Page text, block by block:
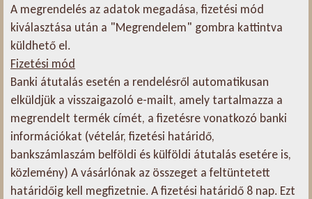
A megrendelés az adatok megadása, fizetési mód
kiválasztása után a "Megrendelem" gombra kattintva
küldhető el.
Fizetési mód
Banki átutalás esetén a rendelésről automatikusan
elküldjük a visszaigazoló e-mailt, amely tartalmazza a
megrendelt termék címét, a fizetésre vonatkozó banki
információkat (vételár, fizetési határidő,
bankszámlaszám belföldi és külföldi átutalás esetére is,
közlemény) A vásárlónak az összeget a feltüntetett
határidőig kell megfizetnie. A fizetési határidő 8 nap. Ezt